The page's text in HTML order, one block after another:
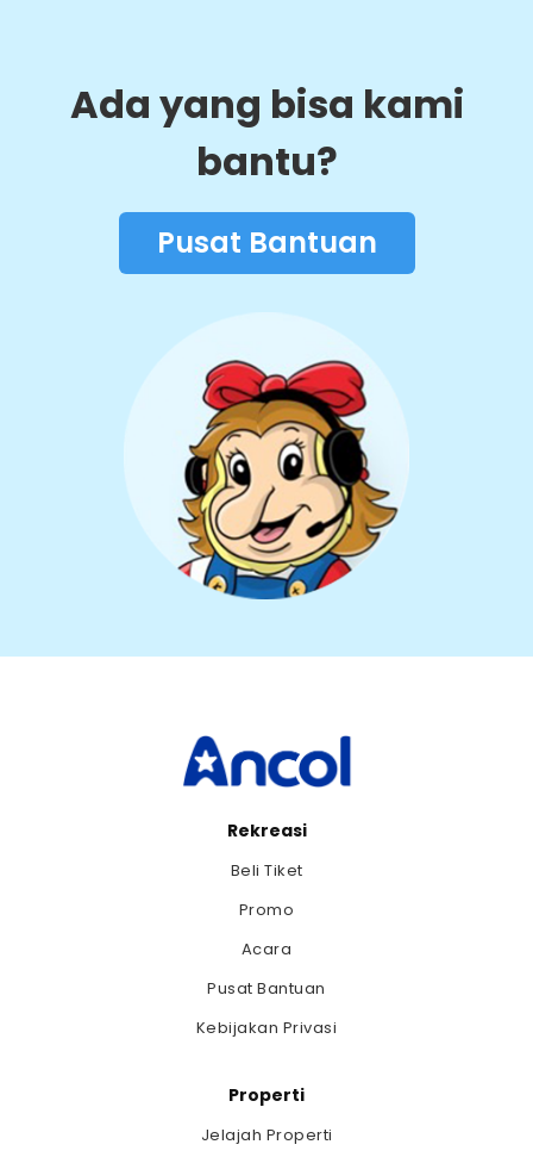
Ada yang bisa kami
bantu?
Pusat Bantuan
Rekreasi
Beli Tiket
Promo
Acara
Pusat Bantuan
Kebijakan Privasi
Properti
Jelajah Properti